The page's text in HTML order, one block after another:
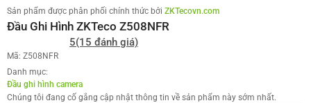
Sản phẩm được phân phối chính thức bởi ZKTecovn.com
Đầu Ghi Hình ZKTeco Z508NFR
5(15 đánh giá)
Mã: Z508NFR
Danh mục:
Đầu ghi hình camera
Chúng tôi đang cố gắng cập nhật thông tin về sản phẩm này sớm nhất.